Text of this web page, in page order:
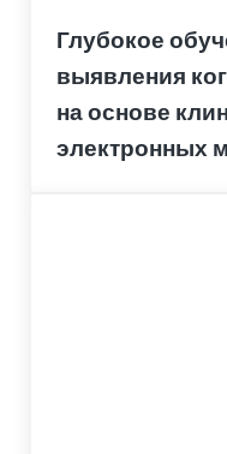
Глубокое
выявления
на основе
электронных